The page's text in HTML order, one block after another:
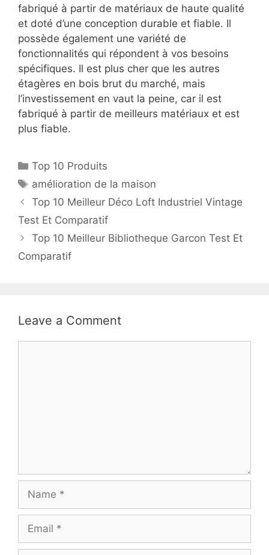
fabriqué à partir de matériaux de haute qualité
et doté d’une conception durable et fiable. Il
possède également une variété de
fonctionnalités qui répondent à vos besoins
spécifiques. Il est plus cher que les autres
étagères en bois brut du marché, mais
l’investissement en vaut la peine, car il est
fabriqué à partir de meilleurs matériaux et est
plus fiable.
Top 10 Produits
amélioration de la maison
Top 10 Meilleur Déco Loft Industriel Vintage
Test Et Comparatif
Top 10 Meilleur Bibliotheque Garcon Test Et
Comparatif
Leave a Comment